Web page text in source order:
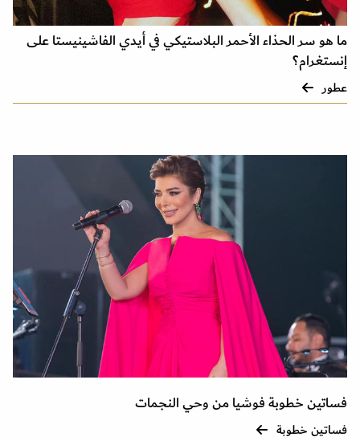
ما هو سر الحذاء الأحمر البلاستيكي في أيدي الفاشينيستا على
إنستغرام؟
عطور
فساتين خطوبة فوشيا من وحي النجمات
فساتين خطوبة